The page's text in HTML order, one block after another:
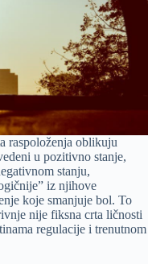
raspoloženja oblikuju
u pozitivno stanje,
stanju,
iz njihove
koje smanjuje bol. To
nije fiksna crta ličnosti
regulacije i trenutnom